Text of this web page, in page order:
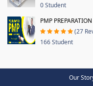
0 Student
PMP
(27
166 Student
Our